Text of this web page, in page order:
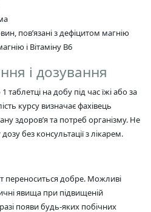
пов’язані з дефіцитом магнію
і Вітаміну B6
і дозування
на добу під час їжі або за
курсу визначає фахівець
здоров’я та потреб організму. Не
без консультації з лікарем.
переноситься добре. Можливі
явища при підвищеній
появи будь-яких побічних